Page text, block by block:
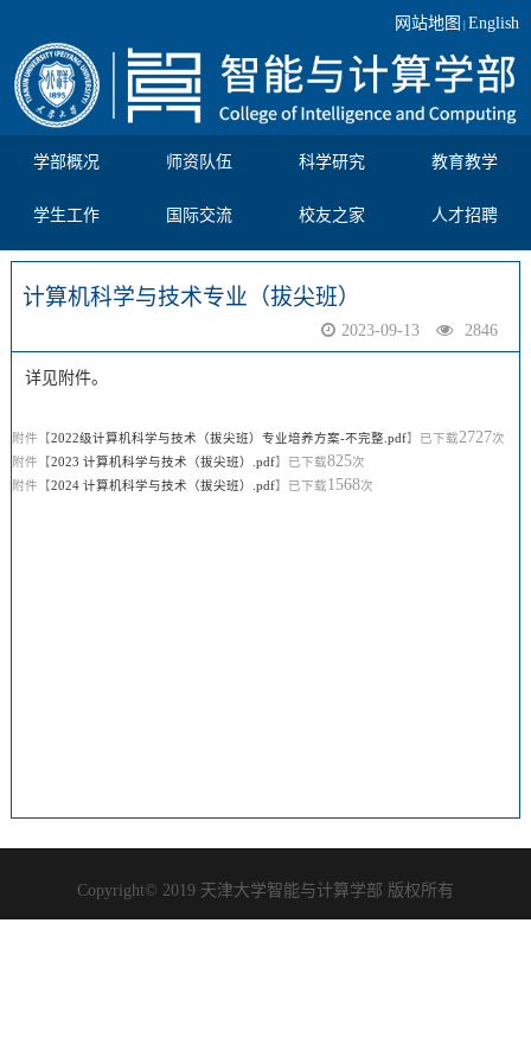
网站地图 English
学部概况 师资队伍 科学研究 教育教学
学生工作 国际交流 校友之家 人才招聘
计算机科学与技术专业（拔尖班）
2023-09-13 2846
详见附件。
附件【2022级计算机科学与技术（拔尖班）专业培养方案-不完整.pdf】已下载2727次
附件【2023 计算机科学与技术（拔尖班）.pdf】已下载825次
附件【2024 计算机科学与技术（拔尖班）.pdf】已下载1568次
Copyright© 2019 天津大学智能与计算学部 版权所有